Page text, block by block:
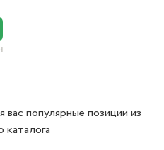
популярные позиции из
каталога